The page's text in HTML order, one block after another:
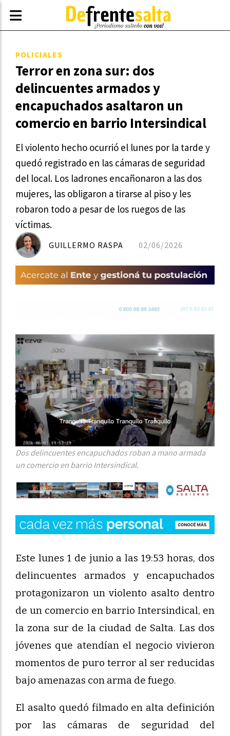
Terror en zona sur: dos
delincuentes armados y
encapuchados asaltaron un
comercio en barrio Intersindical
El violento hecho ocurrió el lunes por la tarde y
quedó registrado en las cámaras de seguridad
del local. Los ladrones encañonaron a las dos
mujeres, las obligaron a tirarse al piso y les
robaron todo a pesar de los ruegos de las
víctimas.
POLICIALES
02/06/2026
GUILLERMO RASPA
Dos delincuentes encapuchados roban a mano armada
un comercio en barrio Intersindical.
Este lunes 1 de junio a las 19:53 horas, dos
delincuentes armados y encapuchados
protagonizaron un violento asalto dentro
de un comercio en barrio Intersindical, en
la zona sur de la ciudad de Salta. Las dos
jóvenes que atendían el negocio vivieron
momentos de puro terror al ser reducidas
bajo amenazas con arma de fuego.
El asalto quedó filmado en alta definición
por las cámaras de seguridad del